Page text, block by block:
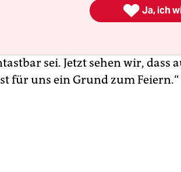
arabischen Staaten für
sei. Jetzt sehen wir, dass
für uns ein Grund zum Feiern.“
 Ja, ich